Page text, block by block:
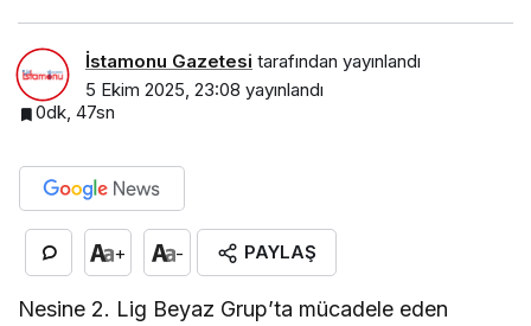
İstamonu Gazetesi tarafından yayınlandı
5 Ekim 2025, 23:08 yayınlandı
0dk, 47sn
+ - PAYLAŞ
Nesine 2. Lig Beyaz Grup’ta mücadele eden